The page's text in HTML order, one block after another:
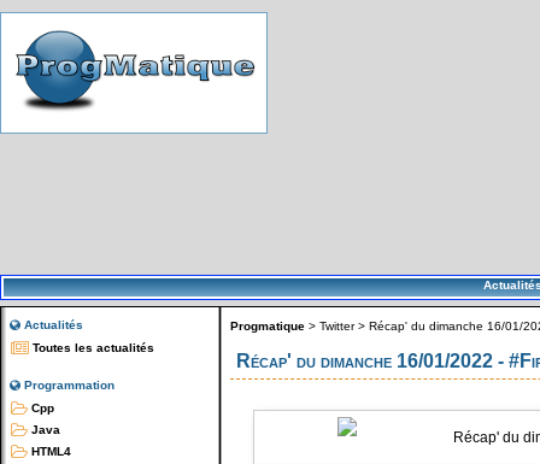
Actualités
Toutes les actualités
Programmation
Cpp
Java
HTML4
Progmatique > Twitter> Récap' du dimanche 16/01/
Récap' du dimanche 16/01/2022 -
Récap' du